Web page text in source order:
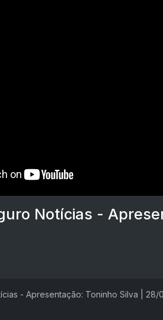
Notícias -
- Apresentação: Toninho Silva | 28/